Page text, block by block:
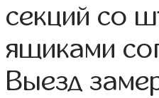
секций со
ящиками
Выезд